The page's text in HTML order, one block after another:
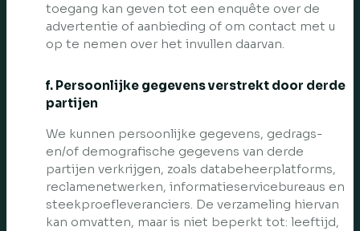
toegang kan geven tot een enquête over de
advertentie of aanbieding of om contact met u
op te nemen over het invullen daarvan.
f. Persoonlijke gegevens verstrekt door derde
partijen
We kunnen persoonlijke gegevens, gedrags-
en/of demografische gegevens van derde
partijen verkrijgen, zoals databeheerplatforms,
reclamenetwerken, informatieservicebureaus en
steekproefleveranciers. De verzameling hiervan
kan omvatten, maar is niet beperkt tot: leeftijd,